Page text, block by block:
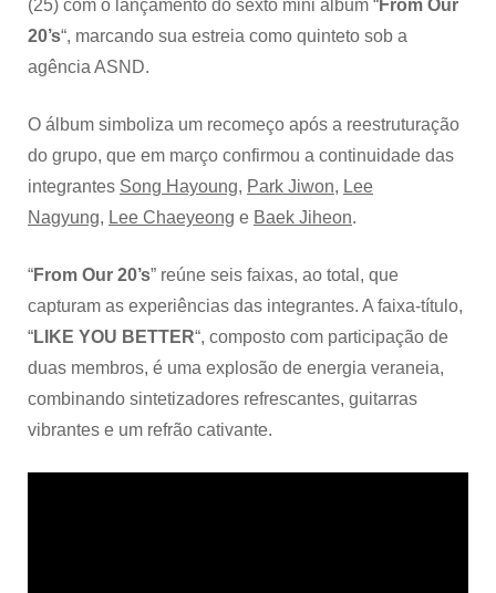
(25) com o lançamento do sexto mini álbum “From Our
20’s“, marcando sua estreia como quinteto sob a
agência ASND.
O álbum simboliza um recomeço após a reestruturação
do grupo, que em março confirmou a continuidade das
integrantes Song Hayoung, Park Jiwon, Lee
Nagyung, Lee Chaeyeong e Baek Jiheon.
“From Our 20’s” reúne seis faixas, ao total, que
capturam as experiências das integrantes. A faixa-título,
“LIKE YOU BETTER“, composto com participação de
duas membros, é uma explosão de energia veraneia,
combinando sintetizadores refrescantes, guitarras
vibrantes e um refrão cativante.